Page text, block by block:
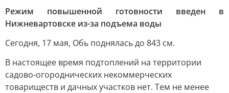
Режим повышенной готовности введен в
Нижневартовске из-за подъема воды
Сегодня, 17 мая, Обь поднялась до 843 см.
В настоящее время подтоплений на территории
садово-огороднических некоммерческих
товариществ и дачных участков нет. Тем не менее